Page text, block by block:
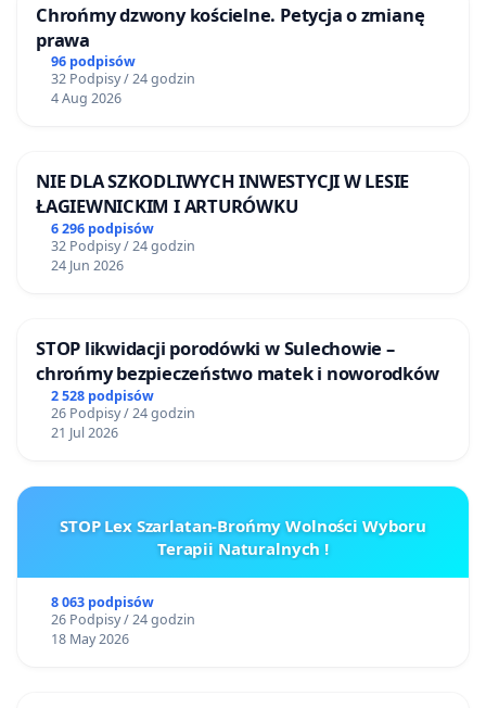
Chrońmy dzwony kościelne. Petycja o zmianę
prawa
96 podpisów
32 Podpisy / 24 godzin
4 Aug 2026
NIE DLA SZKODLIWYCH INWESTYCJI W LESIE
ŁAGIEWNICKIM I ARTURÓWKU
6 296 podpisów
32 Podpisy / 24 godzin
24 Jun 2026
STOP likwidacji porodówki w Sulechowie –
chrońmy bezpieczeństwo matek i noworodków
2 528 podpisów
26 Podpisy / 24 godzin
21 Jul 2026
STOP Lex Szarlatan-Brońmy Wolności Wyboru
Terapii Naturalnych !
8 063 podpisów
26 Podpisy / 24 godzin
18 May 2026